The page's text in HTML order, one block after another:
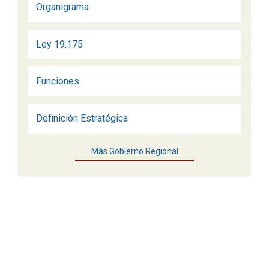
Organigrama
Ley 19.175
Funciones
Definición Estratégica
Más Gobierno Regional